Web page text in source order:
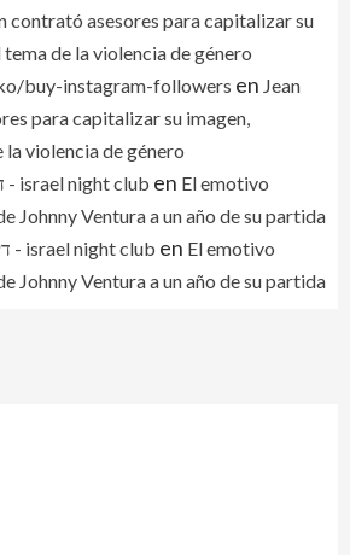
contrató asesores para capitalizar su
de la violencia de género
buy-instagram-followers en Jean
para capitalizar su imagen,
violencia de género
דירות דיסקרטיות בחולון - israel night club en El emotivo
Johnny Ventura a un año de su partida
דירות דיסקרטיות בנתניה - israel night club en El emotivo
Johnny Ventura a un año de su partida